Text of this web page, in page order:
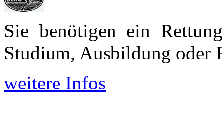
Sie benötigen ein
Studium, Aus­bildung oder
weitere Infos